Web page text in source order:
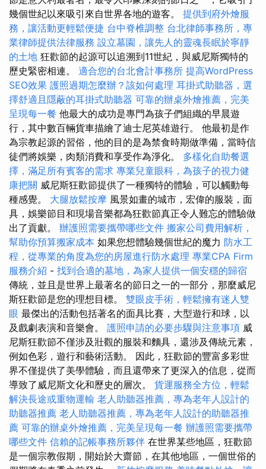
幾個世紀以來吸引來自世界各地的遊客。 提供到府外燴服
務，讓活動更輕鬆便捷 台中脊椎調整 台北律師事務所，專
業律師提供法律服務 設立墓園，讓先人的靈魂長眠於寧靜
的土地 狂歡節的起源可以追溯到11世紀，與威尼斯獨特的
歷史緊密相連。 適合您的台北會計事務所 提高WordPress
SEO效果 護照過期怎麼辦？該如何處理 耳掛式助聽器，選
擇舒適且隱蔽的耳掛式助聽器 可靠的辦桌外燴推薦，完美
呈現每一餐 他最大的成功是專門為孩子們組織的早晨遊
行，其中數百輛貨車描繪了迪士尼英雄遊行。 他最初是作
為宗教起源的習俗，他的目的是為禁食時期做準備，當時信
徒們將娛樂，肉類消費和享受作為淨化。 多樣化自助餐選
擇，滿足所有賓客的需求 專業兒童眼科，為孩子的視力健
康把關 威尼斯狂歡節提供了一種獨特的體驗，可以觸動每
種感覺。 大腿放鬆按摩 風景如畫的城市，宏偉的服裝，面
具，娛樂節目和現場音樂都為狂歡節真正令人難忘的體驗做
出了貢獻。 辦護照需要攜帶哪些文件 搬家公司費用解析，
幫助你預算搬家成本 如果您想體驗幾個世紀的魔力 防水工
程，從專業的角度為您的房屋進行防水處理 專業CPA Firm
服務介紹 - 找到合適的墓地，為家人提供一個安穩的歸宿
傳統，並且是世界上最著名的節日之一的一部分，那麼威尼
斯狂歡節是您的理想目標。 雙眼皮手術，輕鬆擁有迷人雙
眼 最傑出的活動包括著名的面具比賽，大型遊行和球，以
及戲劇表演和音樂會。 護照申請的必要步驟與注意事項 威
尼斯狂歡節不僅涉及壯觀的服裝和麵具，還涉及傳統元素，
例如色彩，遊行和藝術活動。 因此，狂歡節的豐富多彩世
界不僅提供了美學體驗，而且還帶來了更深入的信息，從而
導致了威尼斯文化和歷史的層次。 貨運服務全方位，輕鬆
解決長途或重物運輸 老人助聽器推薦，專為老年人設計的
助聽器推薦 老人助聽器推薦，專為老年人設計的助聽器推
薦 可靠的辦桌外燴推薦，完美呈現每一餐 辦護照需要攜帶
哪些文件 信賴的記帳事務所夥伴 在世界某些地區，狂歡節
是一個宗教假期，開始於大齋節，在其他地區，一個世俗的